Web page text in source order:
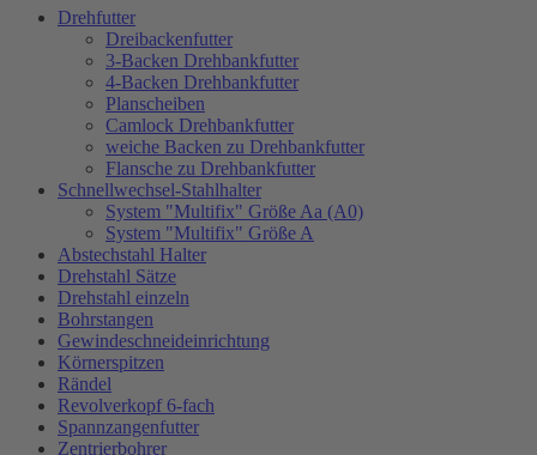
Drehfutter
Dreibackenfutter
3-Backen Drehbankfutter
4-Backen Drehbankfutter
Planscheiben
Camlock Drehbankfutter
weiche Backen zu Drehbankfutter
Flansche zu Drehbankfutter
Schnellwechsel-Stahlhalter
System "Multifix" Größe Aa (A0)
System "Multifix" Größe A
Abstechstahl Halter
Drehstahl Sätze
Drehstahl einzeln
Bohrstangen
Gewindeschneideinrichtung
Körnerspitzen
Rändel
Revolverkopf 6-fach
Spannzangenfutter
Zentrierbohrer